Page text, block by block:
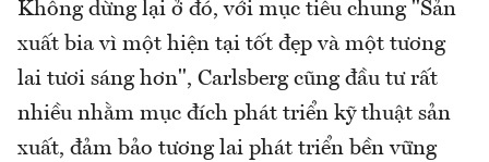
Không dừng lại ở đó, với mục tiêu chung "Sản
xuất bia vì một hiện tại tốt đẹp và một tương
lai tươi sáng hơn", Carlsberg cũng đầu tư rất
nhiều nhằm mục đích phát triển kỹ thuật sản
xuất, đảm bảo tương lai phát triển bền vững